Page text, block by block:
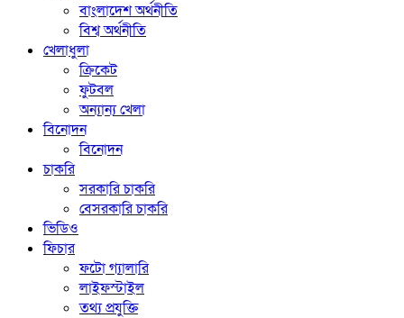
বাংলাদেশ অর্থনীতি
বিশ্ব অর্থনীতি
খেলাধুলা
ক্রিকেট
ফুটবল
অন্যান্য খেলা
বিনোদন
বিনোদন
চাকরি
সরকারি চাকরি
বেসরকারি চাকরি
ভিডিও
ফিচার
ফটো গ্যালারি
লাইফস্টাইল
তথ্য প্রযুক্তি